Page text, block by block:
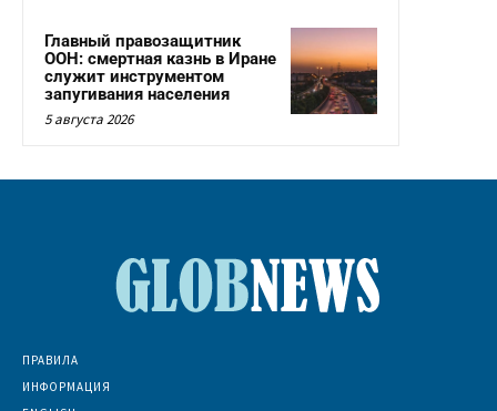
Главный правозащитник
ООН: смертная казнь в Иране
служит инструментом
запугивания населения
5 августа 2026
ПРАВИЛА
ИНФОРМАЦИЯ